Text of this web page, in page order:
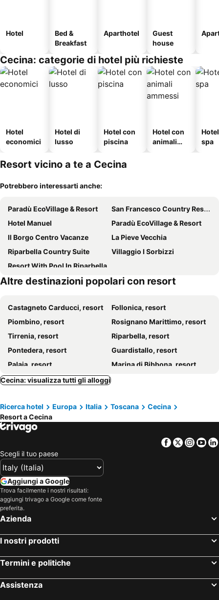
Hotel
Bed &
Breakfast
Aparthotel
Guest
house
Cecina: categorie di hotel più richieste
Hotel
economici
Hotel di
lusso
Hotel con
piscina
Hotel con
animali
spa
Resort vicino a te a Cecina
Potrebbero interessarti anche:
Paradù EcoVillage & Resort
San Francesco Country Resort
Hotel Manuel
Paradù EcoVillage & Resort
Il Borgo Centro Vacanze
La Pieve Vecchia
Riparbella Country Suite
Villaggio I Sorbizzi
Resort With Pool In Riparbella
Altre destinazioni popolari con resort
Castagneto Carducci, resort
Follonica, resort
Piombino, resort
Rosignano Marittimo, resort
Tirrenia, resort
Riparbella, resort
Pontedera, resort
Guardistallo, resort
Palaia, resort
Marina di Bibbona, resort
Massa Marittima, resort
Volterra, resort
Terricciola, resort
Sassetta, resort
Cecina: visualizza tutti gli alloggi
Ricerca hotel Europa Italia Toscana
Cecina
Resort a Cecina
Facebook
Twitter
Scegli il tuo paese
Aggiungi a Google
Trova facilmente i nostri risultati:
aggiungi trivago a Google come fonte
preferita.
Azienda
I nostri prodotti
Termini e politiche
Assistenza